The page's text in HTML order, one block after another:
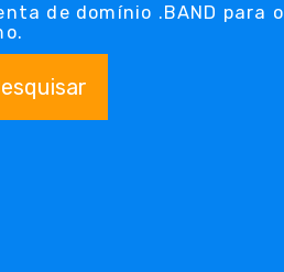
de domínio .BAND para o